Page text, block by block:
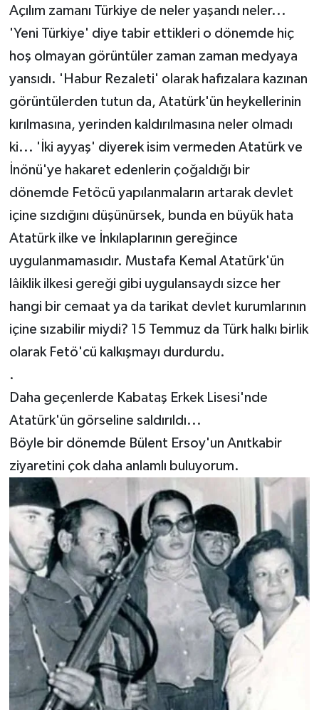
Açılım zamanı Türkiye de neler yaşandı neler...
'Yeni Türkiye' diye tabir ettikleri o dönemde hiç
hoş olmayan görüntüler zaman zaman medyaya
yansıdı. 'Habur Rezaleti' olarak hafızalara kazınan
görüntülerden tutun da, Atatürk'ün heykellerinin
kırılmasına, yerinden kaldırılmasına neler olmadı
ki... 'İki ayyaş' diyerek isim vermeden Atatürk ve
İnönü'ye hakaret edenlerin çoğaldığı bir
dönemde Fetöcü yapılanmaların artarak devlet
içine sızdığını düşünürsek, bunda en büyük hata
Atatürk ilke ve İnkılaplarının gereğince
uygulanmamasıdır. Mustafa Kemal Atatürk'ün
lâiklik ilkesi gereği gibi uygulansaydı sizce her
hangi bir cemaat ya da tarikat devlet kurumlarının
içine sızabilir miydi? 15 Temmuz da Türk halkı birlik
olarak Fetö'cü kalkışmayı durdurdu.
.
Daha geçenlerde Kabataş Erkek Lisesi'nde
Atatürk'ün görseline saldırıldı...
Böyle bir dönemde Bülent Ersoy'un Anıtkabir
ziyaretini çok daha anlamlı buluyorum.